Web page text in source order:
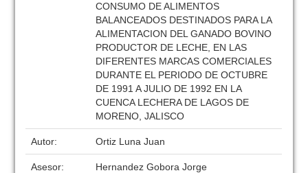
CONSUMO DE ALIMENTOS
BALANCEADOS DESTINADOS PARA LA
ALIMENTACION DEL GANADO BOVINO
PRODUCTOR DE LECHE, EN LAS
DIFERENTES MARCAS COMERCIALES
DURANTE EL PERIODO DE OCTUBRE
DE 1991 A JULIO DE 1992 EN LA
CUENCA LECHERA DE LAGOS DE
MORENO, JALISCO
Autor: Ortiz Luna Juan
Asesor: Hernandez Gobora Jorge